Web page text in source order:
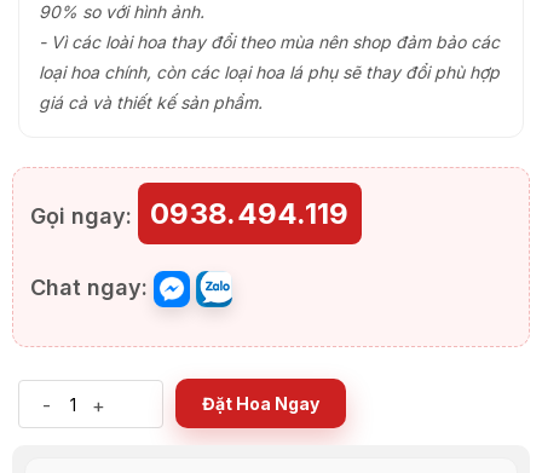
90% so với hình ảnh.
- Vì các loài hoa thay đổi theo mùa nên shop đảm bảo các
loại hoa chính, còn các loại hoa lá phụ sẽ thay đổi phù hợp
giá cả và thiết kế sản phẩm.
Gọi ngay: 0938.494.119
Chat ngay:
- + Đặt Hoa Ngay